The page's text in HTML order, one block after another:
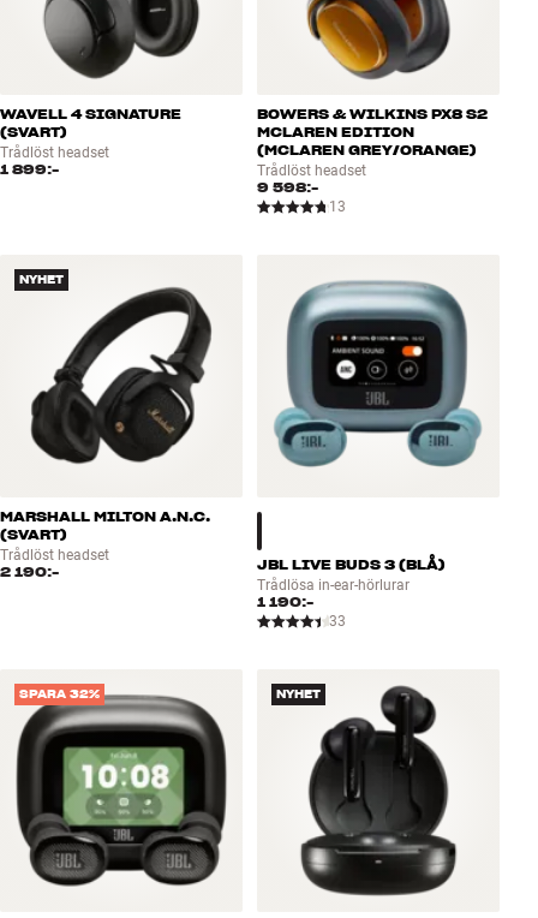
WAVELL 4 SIGNATURE
(SVART)
Trådlöst headset
1 899:-
BOWERS & WILKINS PX8 S2
MCLAREN EDITION
(MCLAREN GREY/ORANGE)
Trådlöst headset
9 598:-
13
NYHET
MARSHALL MILTON A.N.C.
(SVART)
Trådlöst headset
2 190:- JBL LIVE BUDS 3 (BLÅ)
Trådlösa in-ear-hörlurar
1 190:-
33
SPARA 32% NYHET